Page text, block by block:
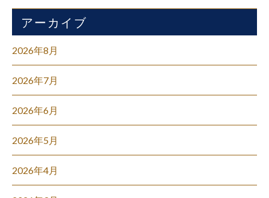
アーカイブ
2026年8月
2026年7月
2026年6月
2026年5月
2026年4月